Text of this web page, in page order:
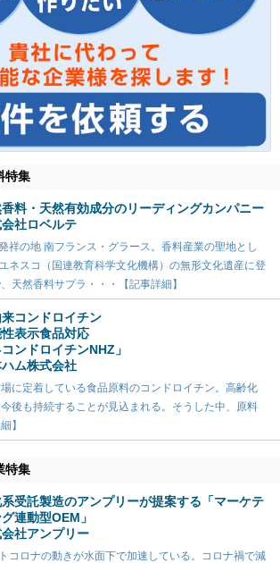
特集
香料・天然有効成分のリーディングカンパニー
社ロベルテ
祥の地 南フランス・グラース。香料産業の聖地とし
ネスコ（国連教育科学文化機構）の無形文化遺産に登
天然香料サプラ・・・【記事詳細】
コンドロイチン
表示食品対応
コンドロイチンNHZ」
ハム株式会社
に定着している食品原料のコンドロイチン。高齢化
後も持続することが見込まれる。そうした中、原料
】
特集
受託製造のアンプリーが提案する「マーケテ
連動型OEM」
社アンプリー
コロナの動きが水面下で加速している。コロナ禍で減